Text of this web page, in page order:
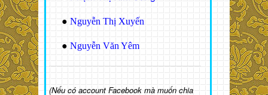
● Nguyễn Thị Xuyến
● Nguyễn Văn Yêm
(Nếu có account Facebook mà muốn chia